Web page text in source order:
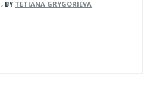
, BY TETIANA GRYGORIEVA